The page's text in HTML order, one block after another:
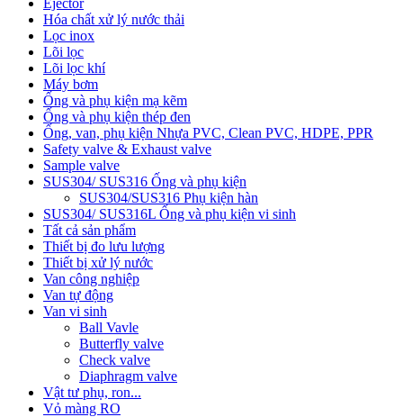
Hóa chất xử lý nước thải
Lọc inox
Lõi lọc
Lõi lọc khí
Máy bơm
Ống và phụ kiện mạ kẽm
Ống và phụ kiện thép đen
Ống, van, phụ kiện Nhựa PVC, Clean PVC, HDPE, PPR
Safety valve & Exhaust valve
Sample valve
SUS304/ SUS316 Ống và phụ kiện
SUS304/SUS316 Phụ kiện hàn
SUS304/ SUS316L Ống và phụ kiện vi sinh
Tất cả sản phẩm
Thiết bị đo lưu lượng
Thiết bị xử lý nước
Van công nghiệp
Van tự động
Van vi sinh
Ball Vavle
Butterfly valve
Check valve
Diaphragm valve
Vật tư phụ, ron...
Vỏ màng RO